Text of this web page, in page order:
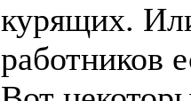
курящих.
работников